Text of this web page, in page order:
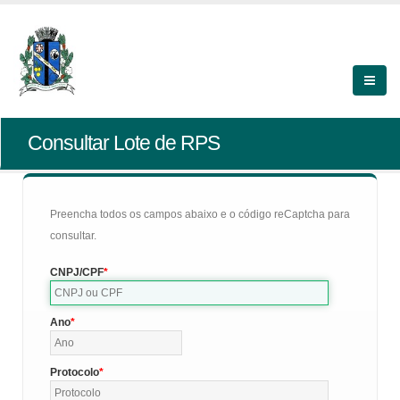
Consultar Lote de RPS
Preencha todos os campos abaixo e o código reCaptcha para
consultar.
CNPJ/CPF
Ano
Protocolo